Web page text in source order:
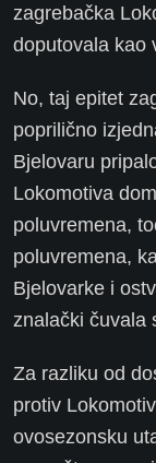
zagrebačka
doputovala kao
No, taj epitet
poprilično
Bjelovaru
Lokomotiva
poluvremena,
poluvremena,
Bjelovarke i
znalački čuvala
Za razliku od
protiv
ovosezonsku